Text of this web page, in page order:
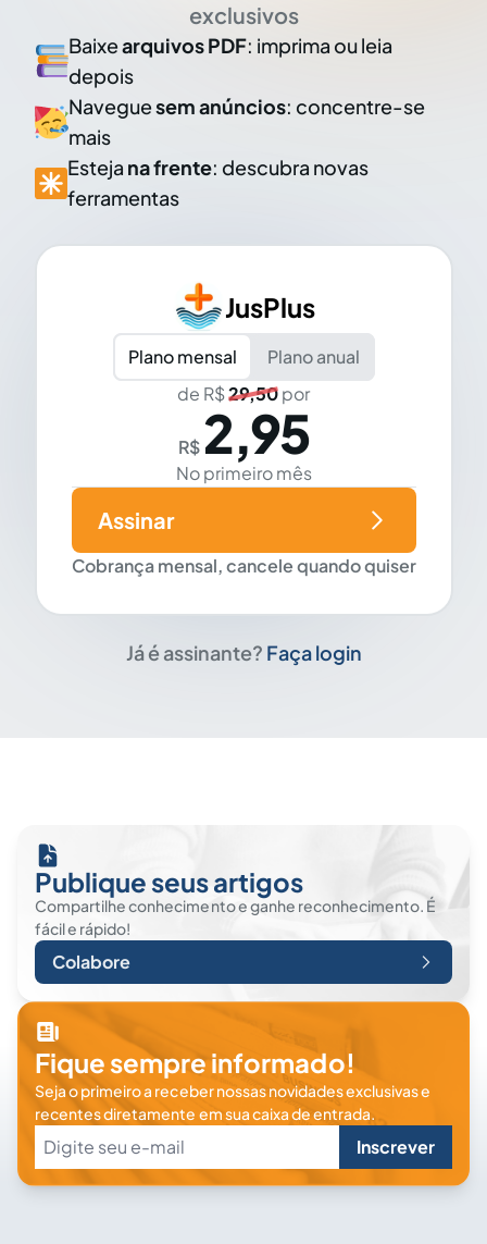
exclusivos
Baixearquivos PDF: imprima ou leia
depois
Naveguesem anúncios: concentre-se
mais
Esteja na frente: descubra novas
ferramentas
JusPlus
Plano mensal
Plano anual
de R$29,50por
R$ 2,95
No primeiro mês
Cobrança mensal, cancele quando quiser
Assinar
Já é assinante? Faça login
Publique seus artigos
Compartilhe conhecimento e ganhe reconhecimento. É
fácil e rápido!
Colabore
Fique sempre informado!
Seja o primeiro a receber nossas novidades exclusivas e
recentes diretamente em sua caixa de entrada.
Inscrever